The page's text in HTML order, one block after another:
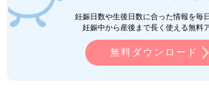
妊娠日数や生後日数に合った情報を毎
妊娠中から産後まで長く使える無料
無料ダウンロード